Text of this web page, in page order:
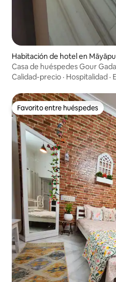
Habitación de hotel en
Casa de huéspedes Gour
Calidad-precio · Hospitalidad ·
Favorito entre huéspedes
Favorito entre huéspedes